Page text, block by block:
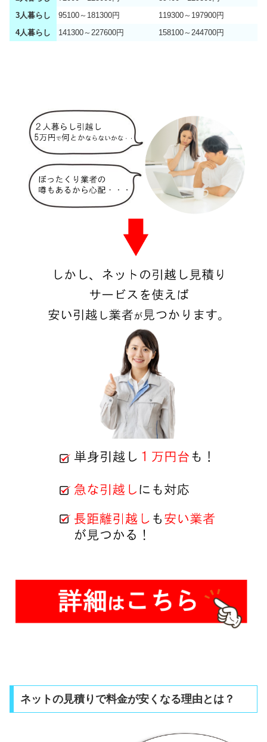
3人暮らし
95100～181300円
119300～197900円
4人暮らし
141300～227600円 158100～244700円
ネットの見積りで料金が安くなる理由とは？